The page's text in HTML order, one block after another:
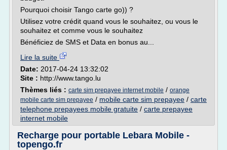
Pourquoi choisir Tango carte go)) ?
Utilisez votre crédit quand vous le souhaitez, ou vous le
souhaitez et comme vous le souhaitez
Bénéficiez de SMS et Data en bonus au...
Lire la suite
Date: 2017-04-24 13:32:02
Site : http://www.tango.lu
Thèmes liés : carte sim prepayee internet mobile / orange
mobile carte sim prepayee / mobile carte sim prepayee / carte
telephone prepayees mobile gratuite / carte prepayee
internet mobile
Recharge pour portable Lebara Mobile -
topengo.fr